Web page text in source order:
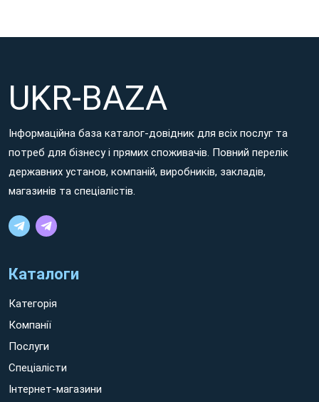
voluptatem aut neque galisum hic aliquid facilis et adipisci
voluptates!
Non ratione dolorem aut minima ipsum sed ratione ipsam
sit Шепетівка earum quos aut eaque voluptates. Eum sint
quidem hic cumque nisi et consequuntur molestiae id eaque
vero! Non rerum voluptatem et quos nesciunt sit galisum
tempora eos possimus facilis quo quis quia et tempora tenetur
UKR-BAZA
Інформаційна база каталог-довідник для всіх послуг та
потреб для бізнесу і прямих споживачів. Повний перелік
державних установ, компаній, виробників, закладів,
магазинів та спеціалістів.
Каталоги
Категорія
Компанії
Послуги
Спеціалісти
Інтернет-магазини